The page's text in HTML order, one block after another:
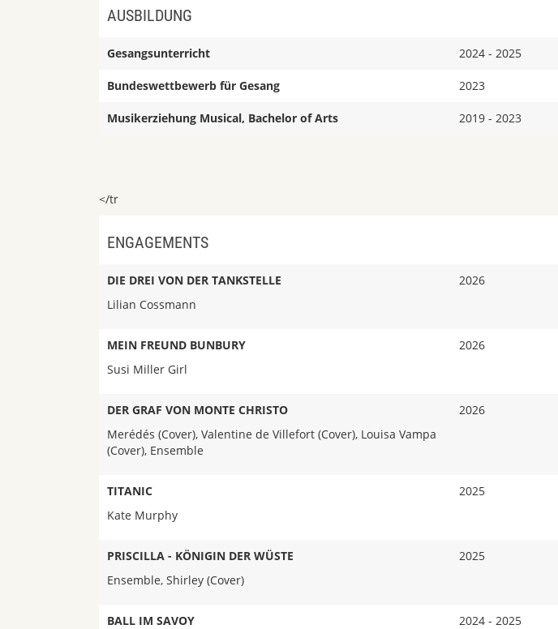
AUSBILDUNG
Gesangsunterricht 2024 - 2025
Bundeswettbewerb für Gesang 2023
Musikerziehung Musical, Bachelor of Arts 2019 - 2023
</tr
ENGAGEMENTS
DIE DREI VON DER TANKSTELLE
Lilian Cossmann
2026
MEIN FREUND BUNBURY
Susi Miller Girl
2026
DER GRAF VON MONTE CHRISTO
Merédés (Cover), Valentine de Villefort (Cover), Louisa Vampa
(Cover), Ensemble
2026
TITANIC
Kate Murphy
2025
PRISCILLA - KÖNIGIN DER WÜSTE
Ensemble, Shirley (Cover)
2025
BALL IM SAVOY
2024 - 2025